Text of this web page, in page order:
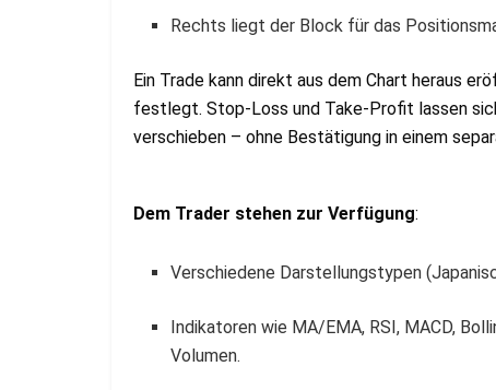
Rechts liegt der Block für das
Ein Trade kann direkt aus dem Chart heraus
festlegt. Stop-Loss und Take-Profit lassen
verschieben – ohne Bestätigung in einem
Dem Trader stehen zur Verfügung:
Verschiedene Darstellungstypen
Indikatoren wie MA/EMA, RSI, MACD,
Volumen.